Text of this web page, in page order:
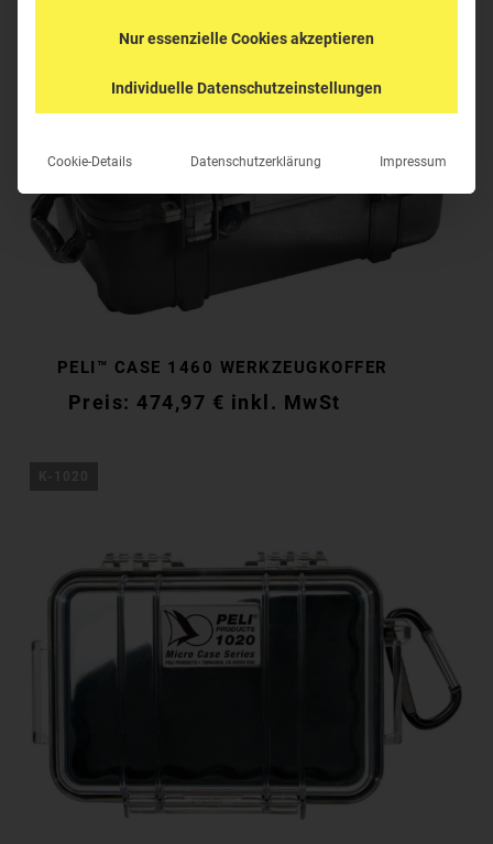
PELI™ CASE 1460 WERKZEUGKOFFER
474,97 € inkl. MwSt
Nur essenzielle Cookies akzeptieren
Individuelle Datenschutzeinstellungen
Cookie-Details Datenschutzerklärung Impressum